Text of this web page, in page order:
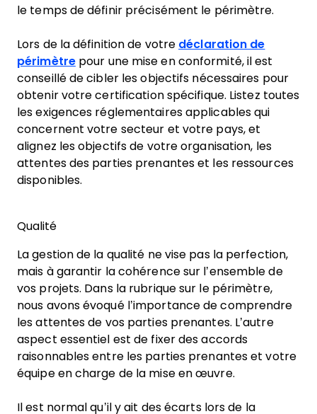
le temps de définir précisément le périmètre.
Lors de la définition de votre déclaration de
périmètrepour une mise en conformité, il est
conseillé de cibler les objectifs nécessaires pour
obtenir votre certification spécifique. Listez toutes
les exigences réglementaires applicables qui
concernent votre secteur et votre pays, et
alignez les objectifs de votre organisation, les
attentes des parties prenantes et les ressources
disponibles.
Qualité
La gestion de la qualité ne vise pas la perfection,
mais à garantir la cohérence sur l’ensemble de
vos projets. Dans la rubrique sur le périmètre,
nous avons évoqué l’importance de comprendre
les attentes de vos parties prenantes. L’autre
aspect essentiel est de fixer des accords
raisonnables entre les parties prenantes et votre
équipe en charge de la mise en œuvre.
Il est normal qu’il y ait des écarts lors de la